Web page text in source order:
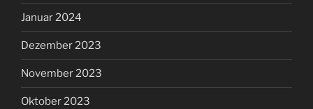
Januar 2024
Dezember 2023
November 2023
Oktober 2023